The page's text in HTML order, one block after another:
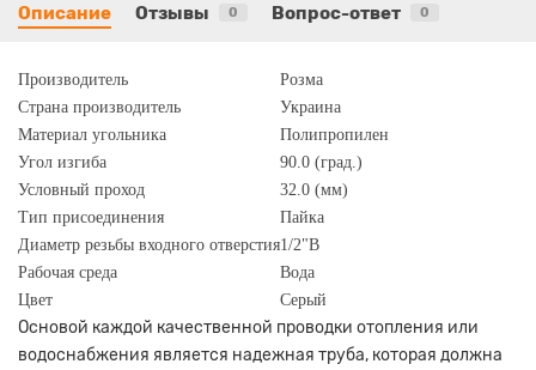
Описание Отзывы 0 Вопрос-ответ 0
Производитель
Розма
Страна производитель
Украина
Материал угольника
Полипропилен
Угол изгиба
90.0 (град.)
Условный проход
32.0 (мм)
Тип присоединения
Пайка
Диаметр резьбы входного отверстия1/2"В
Рабочая среда
Вода
Цвет
Серый
Основой каждой качественной проводки отопления или
водоснабжения является надежная труба, которая должна